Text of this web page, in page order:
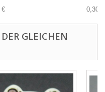
€
0,30 €
GLEICHEN